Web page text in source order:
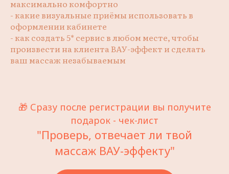
максимально комфортно
- какие визуальные приёмы использовать в
оформлении кабинете
- как создать 5* сервис в любом месте, чтобы
произвести на клиента ВАУ-эффект и сделать
ваш массаж незабываемым
🎁 Сразу после регистрации вы получите
подарок - чек-лист
"Проверь, отвечает ли твой
массаж ВАУ-эффекту"